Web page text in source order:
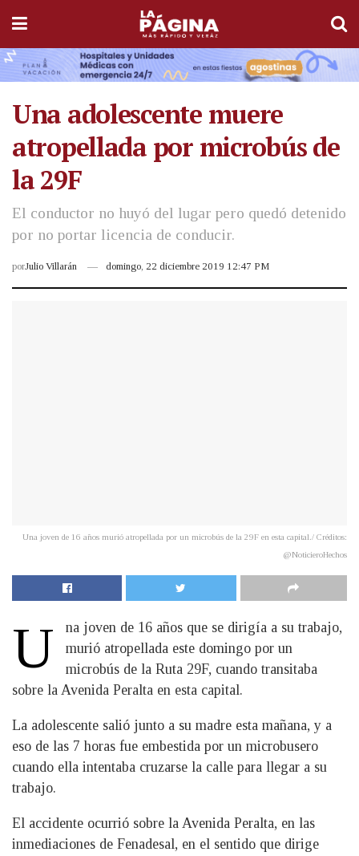
Una adolescente muere
atropellada por microbús de
la 29F
El conductor no huyó del lugar pero quedó detenido
por no portar licencia de conducir.
porJulio Villarán domingo, 22 diciembre 2019 12:47 PM
Una joven de 16 años murió atropellada por un microbús de la 29F en esta capital./ Créditos:
@NoticieroHechos
U
na joven de 16 años que se dirigía a su trabajo,
murió atropellada este domingo por un
microbús de la Ruta 29F, cuando transitaba
sobre la Avenida Peralta en esta capital.
La adolescente salió junto a su madre esta mañana, y a
eso de las 7 horas fue embestida por un microbusero
cuando ella intentaba cruzarse la calle para llegar a su
trabajo.
El accidente ocurrió sobre la Avenida Peralta, en las
inmediaciones de Fenadesal, en el sentido que dirige